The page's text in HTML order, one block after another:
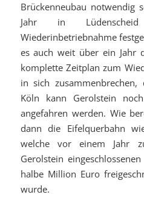
Brückenneubau notwendig
Jahr in
Wiederinbetriebnahme
es auch weit über ein Jahr
komplette Zeitplan zum
in sich
Köln kann Gerolstein
angefahren werden. Wie
dann die Eifelquerbahn
welche vor einem Jahr
Gerolstein
halbe Million Euro
wurde.